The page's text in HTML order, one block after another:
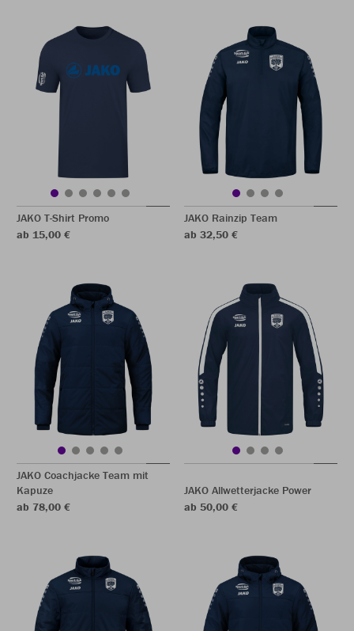
JAKO T-Shirt Promo
ab 15,00 €
JAKO Rainzip Team
ab 32,50 €
JAKO Coachjacke Team mit
Kapuze
ab 78,00 €
JAKO Allwetterjacke Power
ab 50,00 €